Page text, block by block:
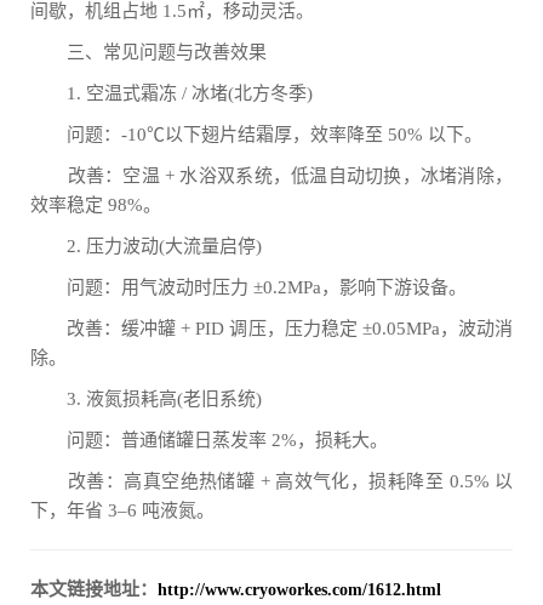
间歇，机组占地 1.5㎡，移动灵活。
三、常见问题与改善效果
1. 空温式霜冻 / 冰堵(北方冬季)
问题：-10℃以下翅片结霜厚，效率降至 50% 以下。
改善：空温 + 水浴双系统，低温自动切换，冰堵消除，
效率稳定 98%。
2. 压力波动(大流量启停)
问题：用气波动时压力 ±0.2MPa，影响下游设备。
改善：缓冲罐 + PID 调压，压力稳定 ±0.05MPa，波动消
除。
3. 液氮损耗高(老旧系统)
问题：普通储罐日蒸发率 2%，损耗大。
改善：高真空绝热储罐 + 高效气化，损耗降至 0.5% 以
下，年省 3–6 吨液氮。
本文链接地址： http://www.cryoworkes.com/1612.html